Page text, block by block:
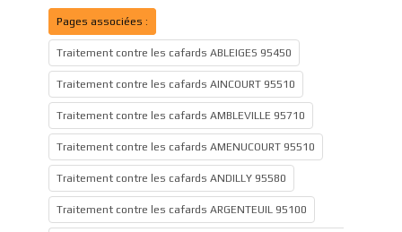
Pages associées :
Traitement contre les cafards ABLEIGES 95450
Traitement contre les cafards AINCOURT 95510
Traitement contre les cafards AMBLEVILLE 95710
Traitement contre les cafards AMENUCOURT 95510
Traitement contre les cafards ANDILLY 95580
Traitement contre les cafards ARGENTEUIL 95100